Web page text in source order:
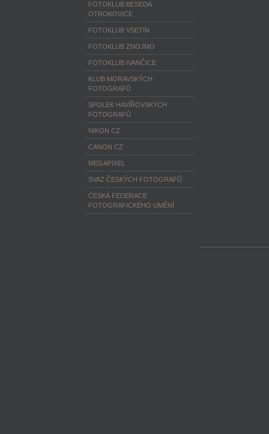
FOTOKLUB BESEDA
OTROKOVICE
FOTOKLUB VSETÍN
FOTOKLUB ZNOJMO
FOTOKLUB IVANČICE
KLUB MORAVSKÝCH
FOTOGRAFŮ
SPOLEK HAVÍŘOVSKÝCH
FOTOGRAFŮ
NIKON CZ
CANON CZ
MEGAPIXEL
SVAZ ČESKÝCH FOTOGRAFŮ
ČESKÁ FEDERACE
FOTOGRAFICKÉHO UMĚNÍ